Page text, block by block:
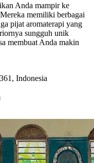
Anda mampir ke
memiliki berbagai
pijat aromaterapi yang
sungguh unik
membuat Anda makin
Indonesia